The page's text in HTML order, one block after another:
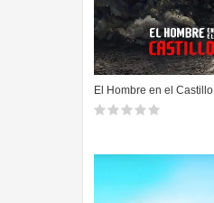
El Hombre en el Castillo